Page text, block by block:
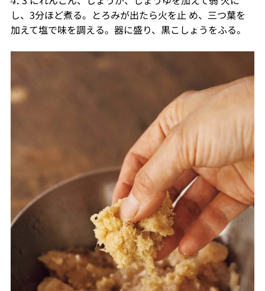
し、3分ほど煮る。とろみが出たら火を止 め、三つ葉を
加えて塩で味を調える。器に盛り、黒こしょうをふる。